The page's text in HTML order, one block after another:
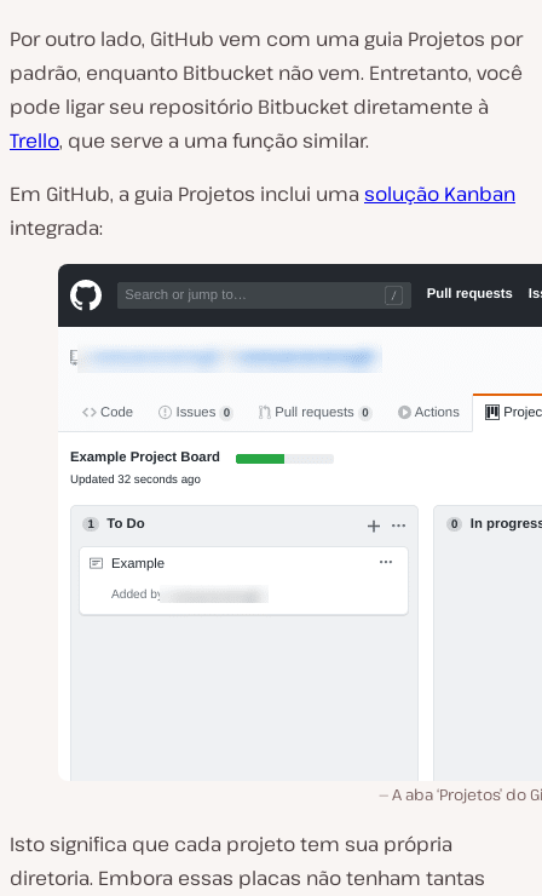
Por outro lado, GitHub vem com uma guia Projetos por
padrão, enquanto Bitbucket não vem. Entretanto, você
pode ligar seu repositório Bitbucket diretamente à
Trello, que serve a uma função similar.
Em GitHub, a guia Projetos inclui uma solução Kanban
integrada:
A aba ‘Projetos’ do
Isto significa que cada projeto tem sua própria
diretoria. Embora essas placas não tenham tantas